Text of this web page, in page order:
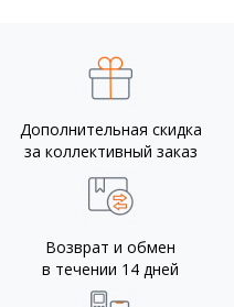
Дополнительная скидка
за коллективный заказ
Возврат и обмен
в течении 14 дней